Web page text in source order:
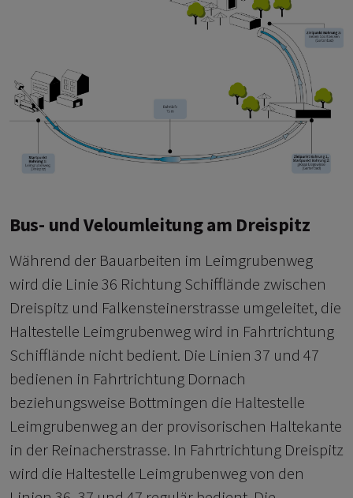
Bus- und Veloumleitung am Dreispitz
Während der Bauarbeiten im Leimgrubenweg
wird die Linie 36 Richtung Schifflände zwischen
Dreispitz und Falkensteinerstrasse umgeleitet, die
Haltestelle Leimgrubenweg wird in Fahrtrichtung
Schifflände nicht bedient. Die Linien 37 und 47
bedienen in Fahrtrichtung Dornach
beziehungsweise Bottmingen die Haltestelle
Leimgrubenweg an der provisorischen Haltekante
in der Reinacherstrasse. In Fahrtrichtung Dreispitz
wird die Haltestelle Leimgrubenweg von den